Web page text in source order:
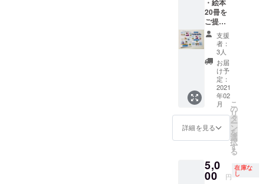
・絵本
20冊を
ご提供
させて
頂きま
す。
支援
者：
3人
お届
け予
定：
2021
年02
月
詳細を見る
こ
の
リ
タ
ー
ン
を
選
択
す
る
5,0
00 円
在庫な
し